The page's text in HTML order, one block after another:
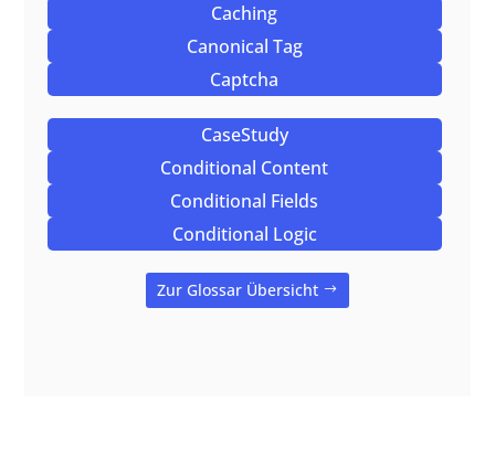
Caching
Canonical Tag
Captcha
CaseStudy
Conditional Content
Conditional Fields
Conditional Logic
Zur Glossar Übersicht